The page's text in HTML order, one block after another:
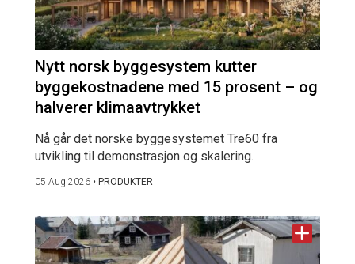
Nytt norsk byggesystem kutter
byggekostnadene med 15 prosent – og
halverer klimaavtrykket
Nå går det norske byggesystemet Tre60 fra
utvikling til demonstrasjon og skalering.
05 Aug 2026 • PRODUKTER